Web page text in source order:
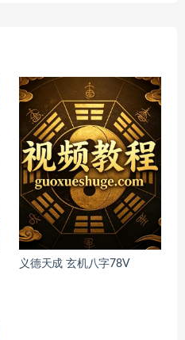
义德天成 玄机八字78V